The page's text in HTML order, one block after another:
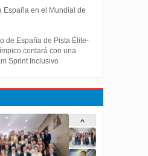
España en el Mundial de
de España de Pista Élite-
contará con una
Sprint Inclusivo